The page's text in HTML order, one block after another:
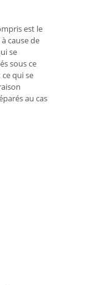
est le
cause de
se
sous ce
qui se
au cas